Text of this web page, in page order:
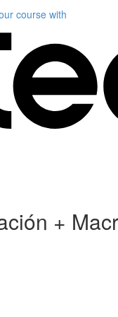
coursewith
+